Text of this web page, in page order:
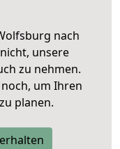
nach
unsere
zu nehmen.
um Ihren
zu planen.